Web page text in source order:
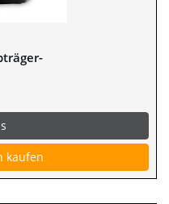
kaufen